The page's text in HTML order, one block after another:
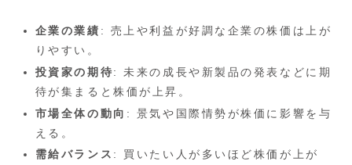
企業の業績 : 売上や利益が好調な企業の株価は上が
りやすい。
投資家の期待: 未来の成長や新製品の発表などに期
待が集まると株価が上昇。
市場全体の動向 : 景気や国際情勢が株価に影響を与
える。
需給バランス : 買いたい人が多いほど株価が上が